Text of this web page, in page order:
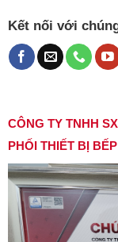
Kết nối với
CÔNG TY TNHH
PHỐI THIẾT BỊ